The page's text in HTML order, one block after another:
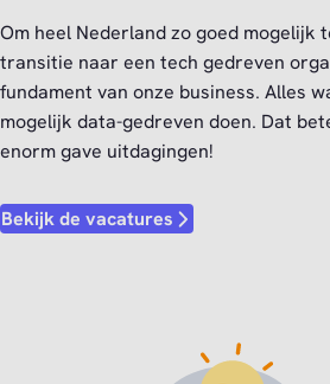
Om heel Nederland zo goed mogelijk
transitie naar een tech gedreven
fundament van onze business. Alles
mogelijk data-gedreven doen. Dat
enorm gave uitdagingen!
Bekijk de vacatures